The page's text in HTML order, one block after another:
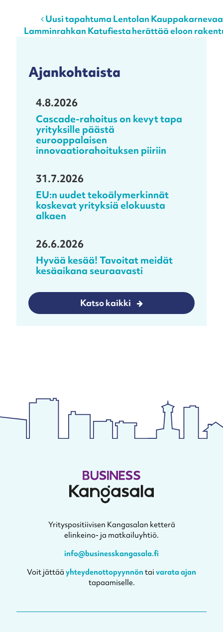
Post navigation
Uusi tapahtuma Lentolan
Lamminrahkan Katufiesta herättää eloon
Ajankohtaista
4.8.2026
Cascade-rahoitus on kevyt tapa
yrityksille päästä
eurooppalaisen
innovaatiorahoituksen piiriin
31.7.2026
EU:n uudet tekoälymerkinnät
koskevat yrityksiä elokuusta
alkaen
26.6.2026
Hyvää kesää! Tavoitat meidät
kesäaikana seuraavasti
Katso kaikki
Yrityspositiivisen Kangasalan ketterä
elinkeino- ja matkailuyhtiö.
info@businesskangasala.fi
Voit jättääyhteydenottopyynnöntaivarata ajan
tapaamiselle.